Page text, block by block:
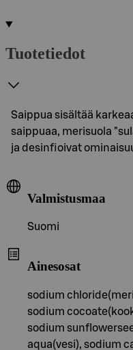
Tuotetiedot
Saippua sisältää
saippuaa, merisuola
ja desinfioivat
Valmistusmaa
Suomi
Ainesosat
sodium
sodium
sodium
aqua(vesi), sodium